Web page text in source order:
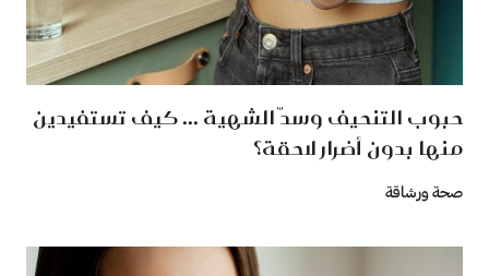
حبوب التنحيف وسدّ الشهية ... كيف تستفيدين
منها بدون أضرار لاحقة؟
صحة ورشاقة